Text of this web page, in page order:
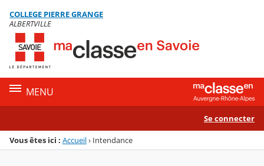
Menu de la rubrique
Contenu
COLLEGE PIERRE GRANGE
ALBERTVILLE
MENU
Se connecter
Vous êtes ici : Accueil› Intendance